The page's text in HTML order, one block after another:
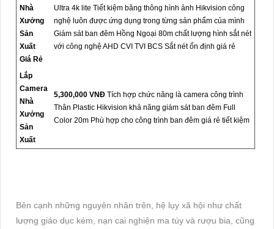
Nhà
Xưởng
Sản
Xuất
Giá Rẻ
Ultra 4k lite Tiết kiệm băng thông hình ảnh Hikvision công
nghệ luôn được ứng dụng trong từng sản phẩm của mình
Giám sát ban đêm Hồng Ngoại 80m chất lượng hình sắt nét
với công nghệ AHD CVI TVI BCS Sắt nét ổn định giá rẻ
Lắp
Camera
Nhà
Xưởng
Sản
Xuất
5,300,000 VNĐ Tích hợp chức năng là camera công trình
Thân Plastic Hikvision khả năng giám sát ban đêm Full
Color 20m Phù hợp cho công trình ban đêm giá rẻ tiết kiệm
Bên cạnh những nguyên nhân trên, hệ lụy xã hội như chất
lượng giáo dục kém, nạn cai nghiện ma túy và rượu bia, cũng